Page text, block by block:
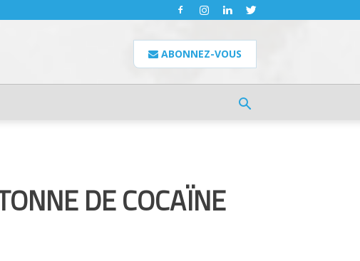
ABONNEZ-VOUS
DE COCAÏNE